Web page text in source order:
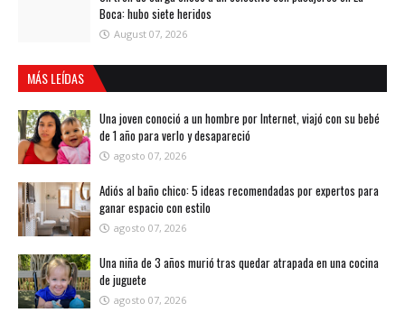
Boca: hubo siete heridos
August 07, 2026
MÁS LEÍDAS
Una joven conoció a un hombre por Internet, viajó con su bebé
de 1 año para verlo y desapareció
agosto 07, 2026
Adiós al baño chico: 5 ideas recomendadas por expertos para
ganar espacio con estilo
agosto 07, 2026
Una niña de 3 años murió tras quedar atrapada en una cocina
de juguete
agosto 07, 2026